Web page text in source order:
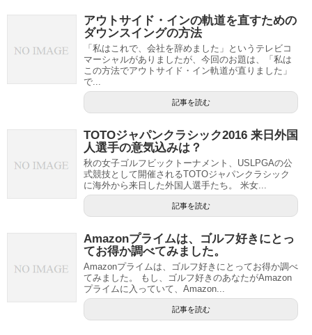
アウトサイド・インの軌道を直すための
ダウンスイングの方法
「私はこれで、会社を辞めました」というテレビコ
マーシャルがありましたが、今回のお題は、「私は
この方法でアウトサイド・イン軌道が直りました」
で...
記事を読む
TOTOジャパンクラシック2016 来日外国
人選手の意気込みは？
秋の女子ゴルフビックトーナメント、USLPGAの公
式競技として開催されるTOTOジャパンクラシック
に海外から来日した外国人選手たち。 米女...
記事を読む
Amazonプライムは、ゴルフ好きにとっ
てお得か調べてみました。
Amazonプライムは、ゴルフ好きにとってお得か調べ
てみました。 もし、ゴルフ好きのあなたがAmazon
プライムに入っていて、Amazon...
記事を読む